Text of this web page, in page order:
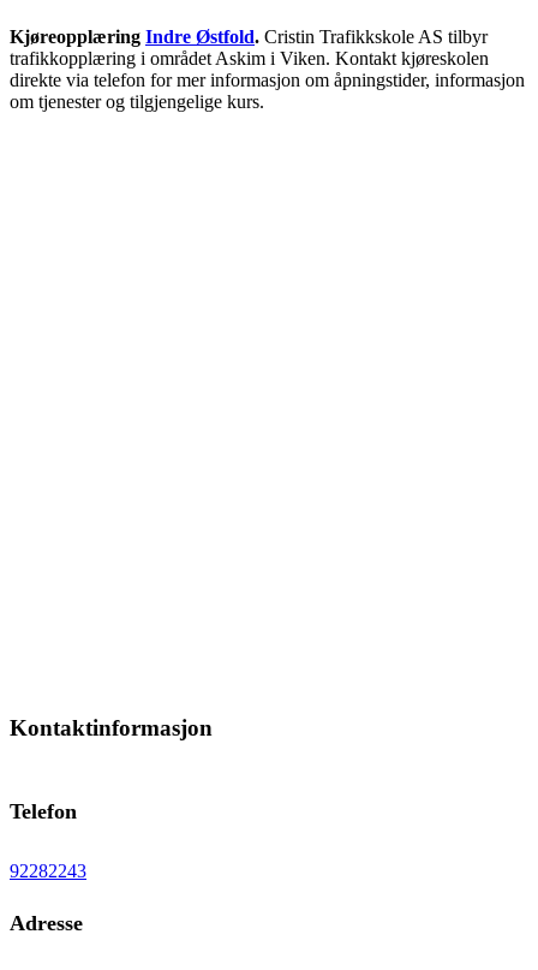
Kjøreopplæring Indre Østfold. Cristin Trafikkskole AS tilbyr
trafikkopplæring i området Askim i Viken. Kontakt kjøreskolen
direkte via telefon for mer informasjon om åpningstider, informasjon
om tjenester og tilgjengelige kurs.
Kontaktinformasjon
Telefon
92282243
Adresse